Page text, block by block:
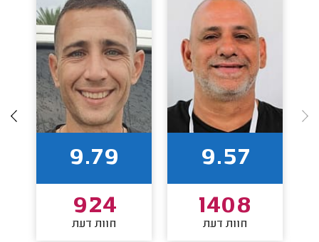
9.57
1408
חוות דעת
9.79
924
חוות דעת